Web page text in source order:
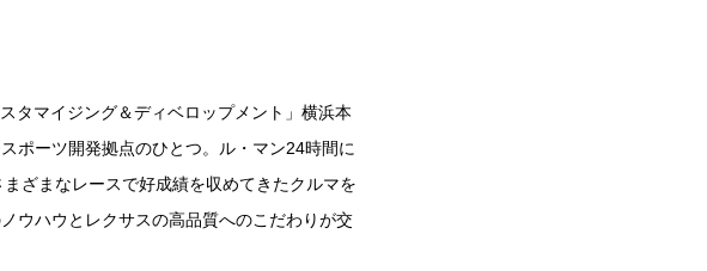
タマイジング＆ディベロップメント」横浜本
ポーツ開発拠点のひとつ。ル・マン24時間に
ざまなレースで好成績を収めてきたクルマを
ウハウとレクサスの高品質へのこだわりが交